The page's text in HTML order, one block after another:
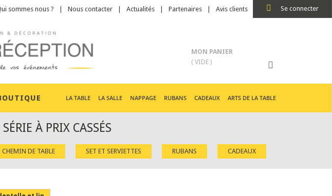
Se connecter
sommes nous ? Nous contacter Actualités Partenaires Avis clients
MON PANIER
( VIDE )
LA TABLE LA SALLE NAPPAGE RUBANS CADEAUX ARTS DE LA TABLE
À PRIX CASSÉS
CHEMIN DE TABLE SET ET SERVIETTES RUBANS CADEAUX